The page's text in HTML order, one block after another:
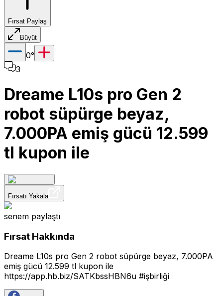
Fırsat Paylaş
Büyüt
0°
3
Dreame L10s pro Gen 2
robot süpürge beyaz,
7.000PA emiş gücü 12.599
tl kupon ile
Fırsatı Yakala
senem paylaştı
Fırsat Hakkında
Dreame L10s pro Gen 2 robot süpürge beyaz, 7.000PA
emiş gücü 12.599 tl kupon ile
https://app.hb.biz/SATKbssHBN6u #işbirliği